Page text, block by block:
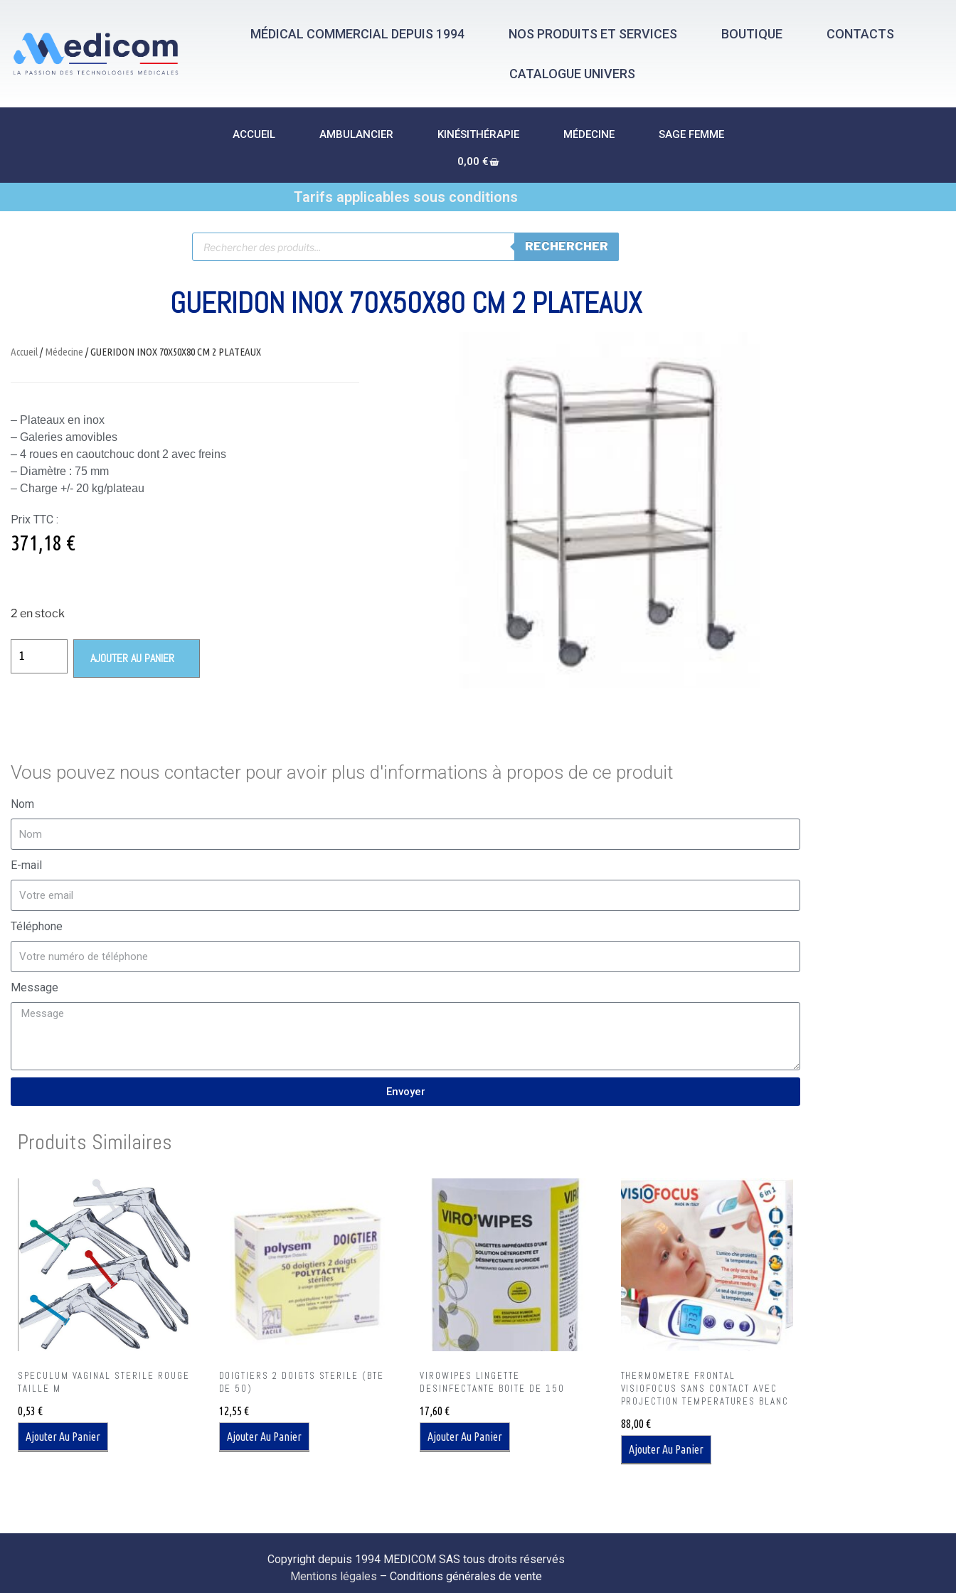
MÉDICAL COMMERCIAL DEPUIS 1994 NOS PRODUITS ET SERVICES BOUTIQUE CONTACTS
CATALOGUE UNIVERS
ACCUEIL AMBULANCIER KINÉSITHÉRAPIE MÉDECINE SAGE FEMME
0,00 €
Tarifs applicables sous conditions
RECHERCHER
GUERIDON INOX 70X50X80 CM 2 PLATEAUX
Accueil/Médecine / GUERIDON INOX 70X50X80 CM 2 PLATEAUX
– Plateaux en inox
– Galeries amovibles
– 4 roues en caoutchouc dont 2 avec freins
– Diamètre : 75 mm
– Charge +/- 20 kg/plateau
Prix TTC :
371,18 €
2 en stock
AJOUTER AU PANIER
Vous pouvez nous contacter pour avoir plus d'informations à propos de ce produit
Nom
E-mail
Téléphone
Message
Envoyer
Produits Similaires
SPECULUM VAGINAL STERILE ROUGE
TAILLE M
0,53 €
Ajouter Au Panier
DOIGTIERS 2 DOIGTS STERILE (BTE
DE 50)
12,55€
Ajouter Au Panier
VIROWIPES LINGETTE
DESINFECTANTE BOITE DE 150
17,60€
Ajouter Au Panier
THERMOMETRE FRONTAL
VISIOFOCUS SANS CONTACT AVEC
PROJECTION TEMPERATURES BLANC
88,00€
Ajouter Au Panier
Copyright depuis 1994 MEDICOM SAS tous droits réservés
Mentions légales – Conditions générales de vente